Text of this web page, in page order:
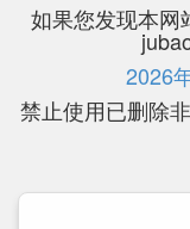
如果您发现本网
2026
禁止使用已删除